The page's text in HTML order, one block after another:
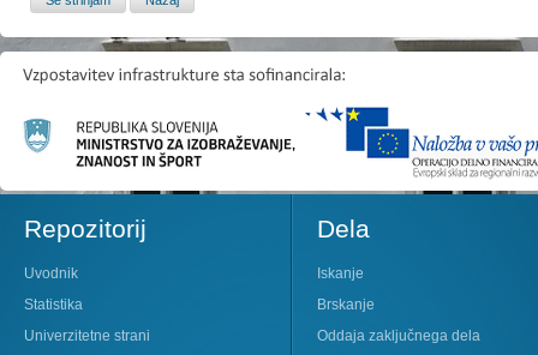
Repozitorij
Uvodnik
Statistika
Univerzitetne strani
Dela
Iskanje
Brskanje
Oddaja zaključnega dela